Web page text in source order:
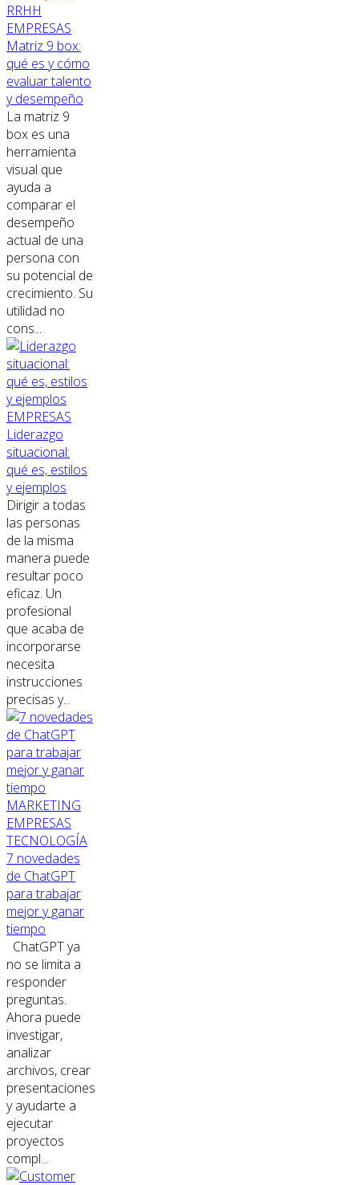
RRHH
EMPRESAS
Matriz 9 box:
qué es y cómo
evaluar talento
y desempeño
La matriz 9
box es una
herramienta
visual que
ayuda a
comparar el
desempeño
actual de una
persona con
su potencial de
crecimiento. Su
utilidad no
cons...
EMPRESAS
Liderazgo
situacional:
qué es, estilos
y ejemplos
Dirigir a todas
las personas
de la misma
manera puede
resultar poco
eficaz. Un
profesional
que acaba de
incorporarse
necesita
instrucciones
precisas y...
MARKETING
EMPRESAS
TECNOLOGÍA
7 novedades
de ChatGPT
para trabajar
mejor y ganar
tiempo
ChatGPT ya
no se limita a
responder
preguntas.
Ahora puede
investigar,
analizar
archivos, crear
presentaciones
y ayudarte a
ejecutar
proyectos
compl...